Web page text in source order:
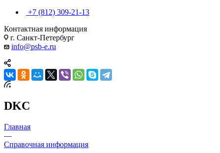
+7 (812) 309-21-13
Контактная информация
г. Санкт-Петербург
info@psb-e.ru
DKC
Главная
—
Справочная информация